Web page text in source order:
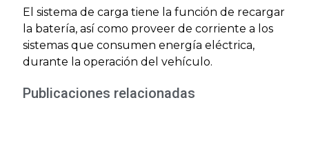
El sistema de carga tiene la función de recargar
la batería, así como proveer de corriente a los
sistemas que consumen energía eléctrica,
durante la operación del vehículo.
Publicaciones relacionadas